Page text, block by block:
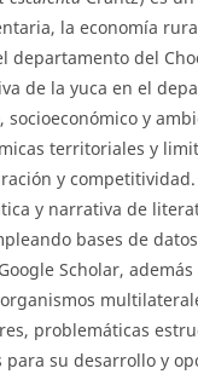
la economía
departamento del
de la yuca en el
socioeconómico y
territoriales y
y
y narrativa de
bases de
Scholar,
problemáticas
para su desarrollo y